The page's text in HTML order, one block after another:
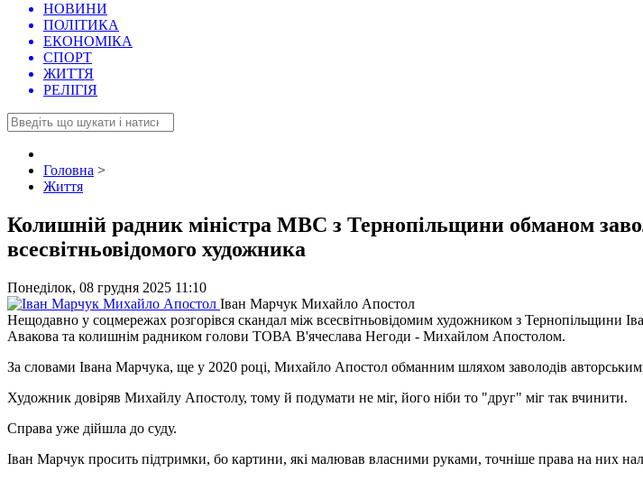
НОВИНИ
ПОЛІТИКА
ЕКОНОМІКА
СПОРТ
ЖИТТЯ
РЕЛІГІЯ
Головна >
Життя
Колишній радник міністра МВС з Тернопільщини обманом
всесвітньовідомого художника
Понеділок, 08 грудня 2025 11:10
Іван Марчук Михайло Апостол
Нещодавно у соцмережах розгорівся скандал між всесвітньовідомим художником з
Авакова та колишнім радником голови ТОВА В'ячеслава Негоди - Михайлом Апостолом.
За словами Івана Марчука, ще у 2020 році, Михайло Апостол обманним шляхом заволодів
Художник довіряв Михайлу Апостолу, тому й подумати не міг, його ніби то "друг" міг так вчинити.
Справа уже дійшла до суду.
Іван Марчук просить підтримки, бо картини, які малював власними руками, точніше права на них